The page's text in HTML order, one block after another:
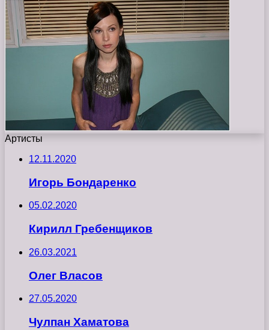
Артисты
12.11.2020
Игорь Бондаренко
05.02.2020
Кирилл Гребенщиков
26.03.2021
Олег Власов
27.05.2020
Чулпан Хаматова